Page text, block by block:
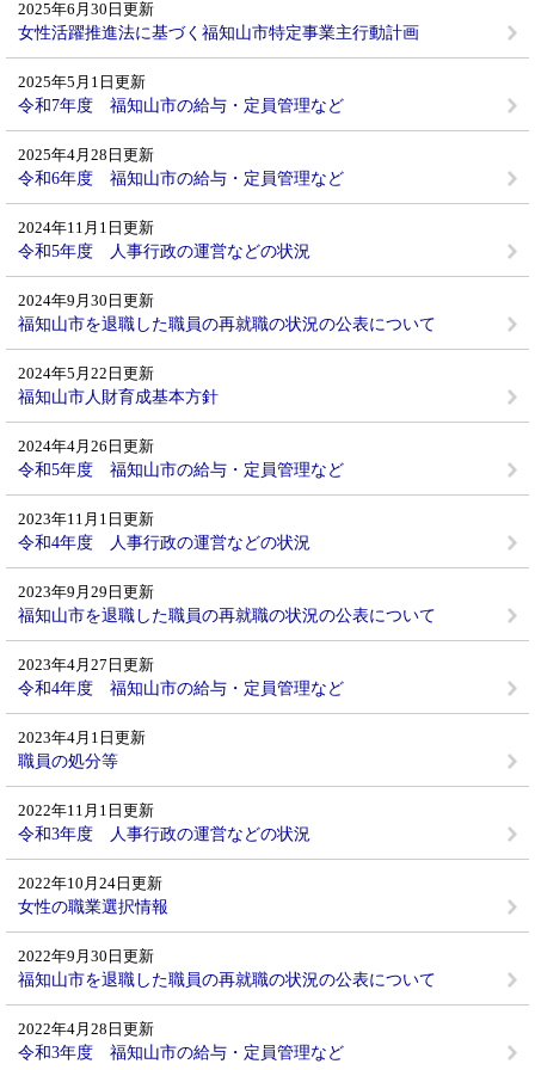
2025年6月30日更新
女性活躍推進法に基づく福知山市特定事業主行動計画
2025年5月1日更新
令和7年度 福知山市の給与・定員管理など
2025年4月28日更新
令和6年度 福知山市の給与・定員管理など
2024年11月1日更新
令和5年度 人事行政の運営などの状況
2024年9月30日更新
福知山市を退職した職員の再就職の状況の公表について
2024年5月22日更新
福知山市人財育成基本方針
2024年4月26日更新
令和5年度 福知山市の給与・定員管理など
2023年11月1日更新
令和4年度 人事行政の運営などの状況
2023年9月29日更新
福知山市を退職した職員の再就職の状況の公表について
2023年4月27日更新
令和4年度 福知山市の給与・定員管理など
2023年4月1日更新
職員の処分等
2022年11月1日更新
令和3年度 人事行政の運営などの状況
2022年10月24日更新
女性の職業選択情報
2022年9月30日更新
福知山市を退職した職員の再就職の状況の公表について
2022年4月28日更新
令和3年度 福知山市の給与・定員管理など